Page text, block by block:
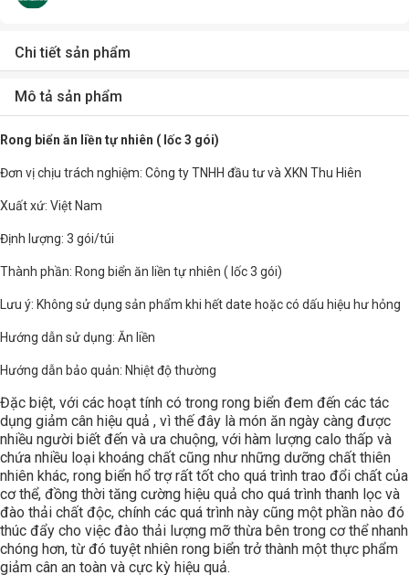
Chi tiết sản phẩm
Mô tả sản phẩm
Rong biển ăn liền tự nhiên ( lốc 3 gói)
Đơn vị chịu trách nghiệm: Công ty TNHH đầu tư và XKN Thu Hiên
Xuất xứ: Việt Nam
Định lượng: 3 gói/túi
Thành phần: Rong biển ăn liền tự nhiên ( lốc 3 gói)
Lưu ý: Không sử dụng sản phẩm khi hết date hoặc có dấu hiệu hư hỏng
Hướng dẫn sử dụng: Ăn liền
Hướng dẫn bảo quản: Nhiệt độ thường
Đặc biệt, với các hoạt tính có trong rong biển đem đến các tác
dụng giảm cân hiệu quả , vì thế đây là món ăn ngày càng được
nhiều người biết đến và ưa chuộng, với hàm lượng calo thấp và
chứa nhiều loại khoáng chất cũng như những dưỡng chất thiên
nhiên khác, rong biển hổ trợ rất tốt cho quá trình trao đổi chất của
cơ thể, đồng thời tăng cường hiệu quả cho quá trình thanh lọc và
đào thải chất độc, chính các quá trình này cũng một phần nào đó
thúc đẩy cho việc đào thải lượng mỡ thừa bên trong cơ thể nhanh
chóng hơn, từ đó tuyệt nhiên rong biển trở thành một thực phẩm
giảm cân an toàn và cực kỳ hiệu quả.